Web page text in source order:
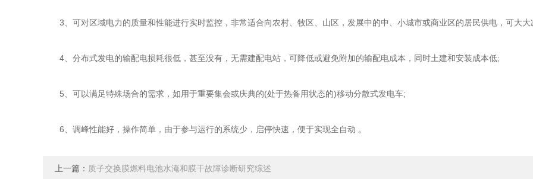
3、可对区域电力的质量和性能进行实时监控，非常适合向农村、牧区、山区，发展中的中、小城市或商业区的居民供电，可大大
4、分布式发电的输配电损耗很低，甚至没有，无需建配电站，可降低或避免附加的输配电成本，同时土建和安装成本低;
5、可以满足特殊场合的需求，如用于重要集会或庆典的(处于热备用状态的)移动分散式发电车;
6、调峰性能好，操作简单，由于参与运行的系统少，启停快速，便于实现全自动 。
上一篇： 质子交换膜燃料电池水淹和膜干故障诊断研究综述